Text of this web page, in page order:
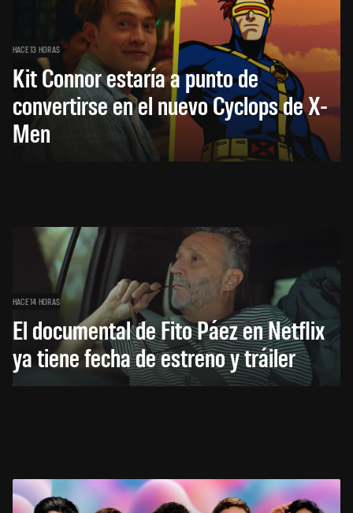
HACE 13 HORAS
Kit Connor estaría a punto de
convertirse en el nuevo Cyclops de X-
Men
HACE 14 HORAS
El documental de Fito Páez en Netflix
ya tiene fecha de estreno y tráiler